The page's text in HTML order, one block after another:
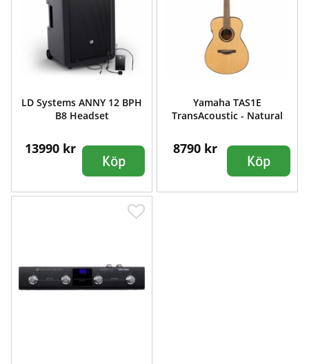
LD Systems ANNY 12 BPH
B8 Headset
13990 kr
Köp
Yamaha TAS1E
TransAcoustic - Natural
8790 kr
Köp